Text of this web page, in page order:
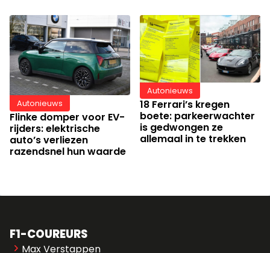
Autonieuws
Flinke domper voor EV-
rijders: elektrische
auto’s verliezen
razendsnel hun waarde
Autonieuws
18 Ferrari’s kregen
boete: parkeerwachter
is gedwongen ze
allemaal in te trekken
F1-COUREURS
Max Verstappen